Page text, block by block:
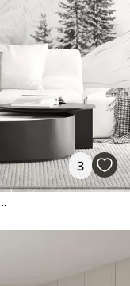
3
минимализам, шума, природа